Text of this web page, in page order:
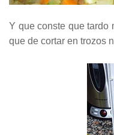
Y que conste que tardo
que de cortar en trozos